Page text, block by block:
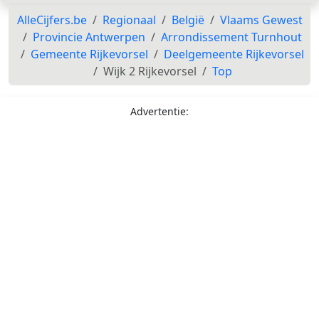
AlleCijfers.be Regionaal België
Vlaams Gewest
Provincie Antwerpen
Arrondissement Turnhout
Gemeente Rijkevorsel
Deelgemeente Rijkevorsel
Wijk 2 Rijkevorsel
Top
Advertentie: